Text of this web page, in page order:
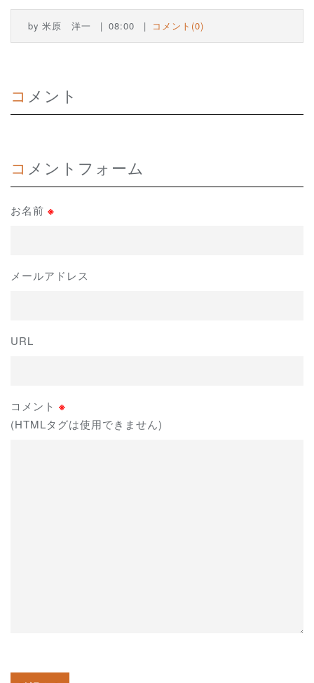
by 米原 洋一 08:00 コメント(0)
コメント
コメントフォーム
お名前 ※
メールアドレス
URL
コメント ※
(HTMLタグは使用できません)